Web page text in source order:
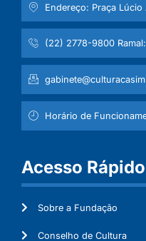
Endereço: Praça
(22) 2778-9800
Horário de
Acesso Rápido
Sobre a Fundação
Conselho de Cultura